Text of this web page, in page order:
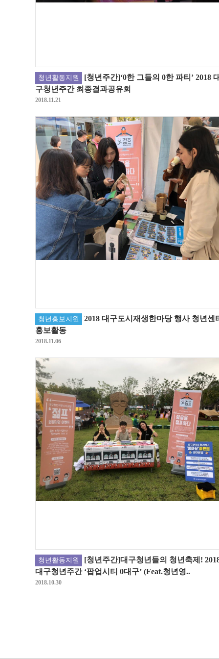
청년활동지원
[청년주간]‘0한 그들의 0한 파티’ 2018
구청년주간 최종결과공유회
2018.11.21
청년홍보지원
2018 대구도시재생한마당 행사 청년센
홍보활동
2018.11.06
청년활동지원
[청년주간]대구청년들의 청년축제!
대구청년주간 ‘팝업시티 0대구’ (Feat.청년영..
2018.10.30